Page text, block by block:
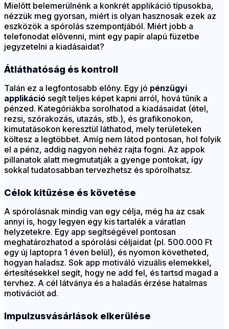
Mielőtt belemerülnénk a konkrét applikáció típusokba,
nézzük meg gyorsan, miért is olyan hasznosak ezek az
eszközök a spórolás szempontjából. Miért jobb a
telefonodat elővenni, mint egy papír alapú füzetbe
jegyzetelni a kiadásaidat?
Átláthatóság és kontroll
Talán ez a legfontosabb előny. Egy jó pénzügyi
applikáció segít teljes képet kapni arról, hová tűnik a
pénzed. Kategóriákba sorolhatod a kiadásaidat (étel,
rezsi, szórakozás, utazás, stb.), és grafikonokon,
kimutatásokon keresztül láthatod, mely területeken
költesz a legtöbbet. Amíg nem látod pontosan, hol folyik
el a pénz, addig nagyon nehéz rajta fogni. Az appok
pillanatok alatt megmutatják a gyenge pontokat, így
sokkal tudatosabban tervezhetsz és spórolhatsz.
Célok kitűzése és követése
A spórolásnak mindig van egy célja, még ha az csak
annyi is, hogy legyen egy kis tartalék a váratlan
helyzetekre. Egy app segítségével pontosan
meghatározhatod a spórolási céljaidat (pl. 500.000 Ft
egy új laptopra 1 éven belül), és nyomon követheted,
hogyan haladsz. Sok app motiváló vizuális elemekkel,
értesítésekkel segít, hogy ne add fel, és tartsd magad a
tervhez. A cél látványa és a haladás érzése hatalmas
motivációt ad.
Impulzusvásárlások elkerülése